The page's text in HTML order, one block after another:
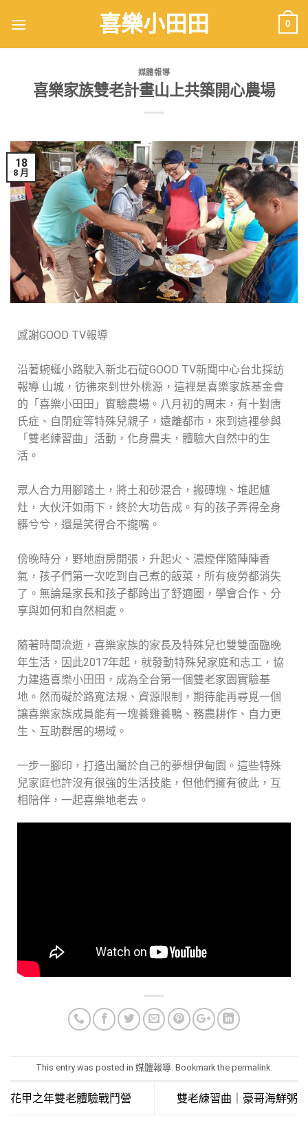
喜樂小田田 0
媒體報導
喜樂家族雙老計畫山上共築開心農場
18
8 月
感謝GOOD TV報導
沿著蜿蜒小路駛入新北石碇GOOD TV新聞中心台北採訪
報導 山城，彷彿來到世外桃源，這裡是喜樂家族基金會
的「喜樂小田田」實驗農場。八月初的周末，有十對唐
氏症、自閉症等特殊兒親子，遠離都市，來到這裡參與
「雙老練習曲」活動，化身農夫，體驗大自然中的生
活。
眾人合力用腳踏土，將土和砂混合，搬磚塊、堆起爐
灶，大伙汗如雨下，終於大功告成。有的孩子弄得全身
髒兮兮，還是笑得合不攏嘴。
傍晚時分，野地廚房開張，升起火、濃煙伴隨陣陣香
氣，孩子們第一次吃到自己煮的飯菜，所有疲勞都消失
了。無論是家長和孩子都跨出了舒適圈，學會合作、分
享與如何和自然相處。
隨著時間流逝，喜樂家族的家長及特殊兒也雙雙面臨晚
年生活，因此2017年起，就發動特殊兒家庭和志工，協
力建造喜樂小田田，成為全台第一個雙老家園實驗基
地。然而礙於路寬法規、資源限制，期待能再尋覓一個
讓喜樂家族成員能有一塊養雞養鴨、務農耕作、自力更
生、互助群居的場域。
一步一腳印，打造出屬於自己的夢想伊甸園。這些特殊
兒家庭也許沒有很強的生活技能，但他們擁有彼此，互
相陪伴，一起喜樂地老去。
This entry was posted in 媒體報導. Bookmark the permalink.
花甲之年雙老體驗戰鬥營 雙老練習曲｜豪哥海鮮粥